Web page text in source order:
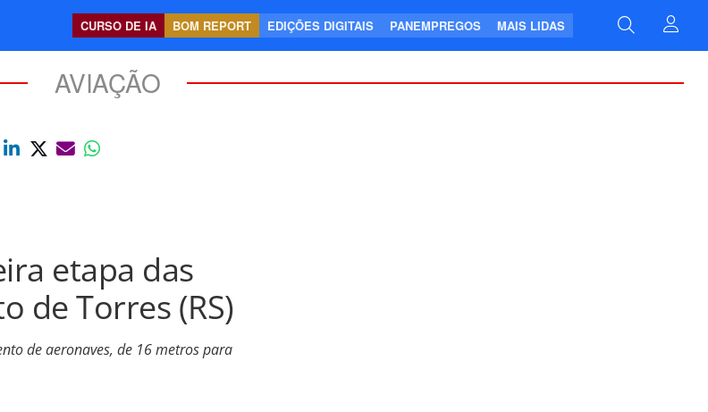
CURSO DE IA BOM REPORT EDIÇÕES DIGITAIS PANEMPREGOS MAIS LIDAS
AVIAÇÃO
etapa das
de Torres (RS)
de aeronaves, de 16 metros para